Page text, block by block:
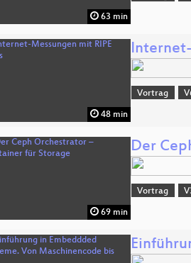
63 min
48 min
Vortrag
69 min
Der
Vortrag